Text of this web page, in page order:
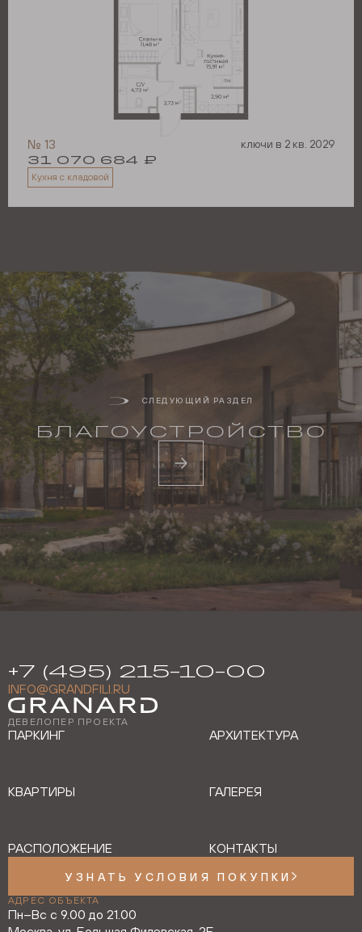
№ 13 ключи в 2 кв. 2029
31 070 684 ₽
Кухня с кладовой
СЛЕДУЮЩИЙ РАЗДЕЛ
БЛАГО­УСТРОЙСТВО
+7 (495) 215-10-00
INFO@GRANDFILI.RU
ДЕВЕЛОПЕР ПРОЕКТА
ПАРКИНГ АРХИТЕКТУРА
КВАРТИРЫ ГАЛЕРЕЯ
РАСПОЛОЖЕНИЕ КОНТАКТЫ
УЗНАТЬ УСЛОВИЯ ПОКУПКИ
АДРЕС ОБЪЕКТА
Пн–Вс с 9.00 до 21.00